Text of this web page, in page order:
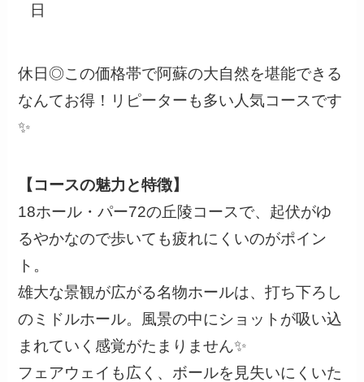
日
休日◎この価格帯で阿蘇の大自然を堪能できる
なんてお得！リピーターも多い人気コースです
✨
【コースの魅力と特徴】
18ホール・パー72の丘陵コースで、起伏がゆ
るやかなので歩いても疲れにくいのがポイン
ト。
雄大な景観が広がる名物ホールは、打ち下ろし
のミドルホール。風景の中にショットが吸い込
まれていく感覚がたまりません✨
フェアウェイも広く、ボールを見失いにくいた